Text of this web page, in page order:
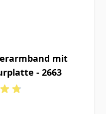
mit
- 2663